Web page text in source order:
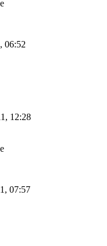
06:52
12:28
07:57